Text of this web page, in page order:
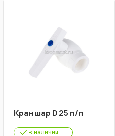
Кран шар D 25 п/п
в наличии